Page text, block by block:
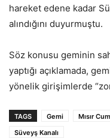
hareket edene kadar
alındığını duyurmuştu.
Söz konusu geminin
yaptığı açıklamada,
yönelik girişimlerde
TAGS Gemi
Mısır
Süveyş Kanalı